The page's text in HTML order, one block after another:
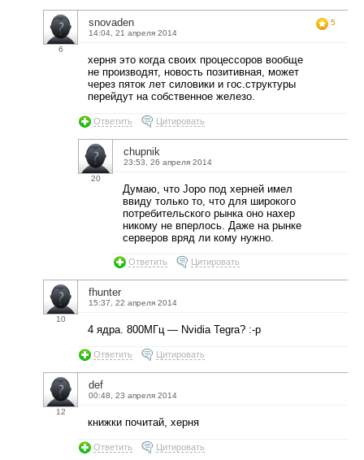
6
snovaden
14:04, 21 апреля 2014
5
херня это когда своих процессоров вообще
не производят, новость позитивная, может
через пяток лет силовики и гос.структуры
перейдут на собственное железо.
Ответить Цитировать
20
chupnik
23:53, 26 апреля 2014
Думаю, что Jopo под херней имел
ввиду только то, что для широкого
потребительского рынка оно нахер
никому не вперлось. Даже на рынке
серверов вряд ли кому нужно.
Ответить Цитировать
10
fhunter
15:37, 22 апреля 2014
4 ядра. 800МГц — Nvidia Tegra? :-p
Ответить Цитировать
12
def
00:48, 23 апреля 2014
книжки почитай, херня
Ответить Цитировать